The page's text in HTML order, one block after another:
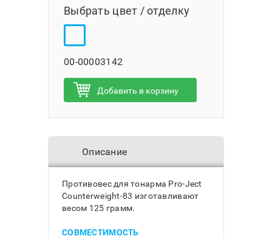
Выбрать цвет / отделку
00-00003142
Добавить в корзину
Описание
Противовес для тонарма Pro-Ject
Counterweight-83 изготавливают
весом 125 грамм.
СОВМЕСТИМОСТЬ